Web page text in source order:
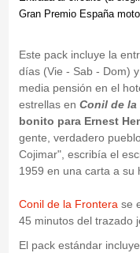
Gran Premio España
Este pack incluye la
días (Vie - Sab - Dom)
media pensión en el
estrellas en Conil de la
bonito para Ernest
gente, verdadero
Cojimar", escribía el
1959 en una carta a su
Conil de la Frontera se
45 minutos del trazado
El pack estándar